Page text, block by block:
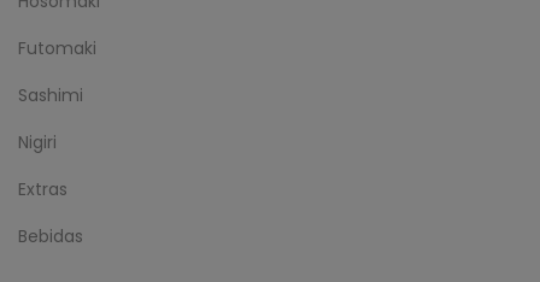
Futomaki
Sashimi
Nigiri
Extras
Bebidas